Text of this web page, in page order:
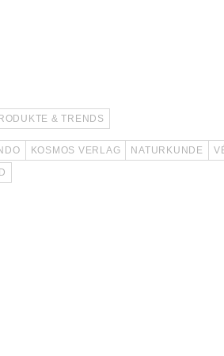
& TRENDS
KOSMOS VERLAG NATURKUNDE